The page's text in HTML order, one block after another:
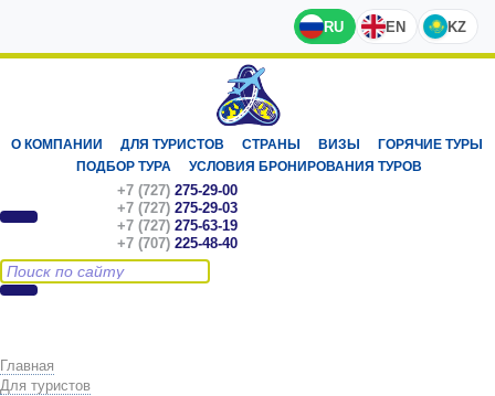
RU EN KZ
О КОМПАНИИ ДЛЯ ТУРИСТОВ СТРАНЫ ВИЗЫ
ГОРЯЧИЕ ТУРЫ
ПОДБОР ТУРА
УСЛОВИЯ БРОНИРОВАНИЯ ТУРОВ
+7 (727) 275-29-00
+7 (727) 275-29-03
+7 (727) 275-63-19
+7 (707) 225-48-40
Главная
Для туристов